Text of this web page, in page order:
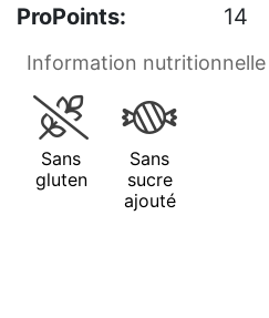
ProPoints:
14
Information
Sans
gluten
Sans
sucre
ajouté